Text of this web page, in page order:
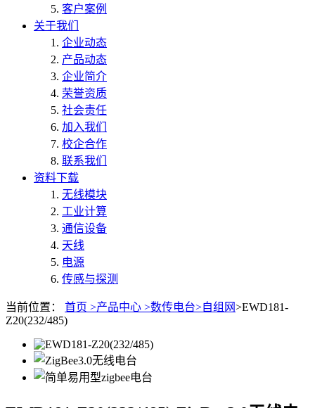
客户案例
关于我们
企业动态
产品动态
企业简介
荣誉资质
社会责任
加入我们
校企合作
联系我们
资料下载
无线模块
工业计算
通信设备
天线
电源
传感与探测
当前位置： 首页 >产品中心 >数传电台>自组网>EWD181-
Z20(232/485)